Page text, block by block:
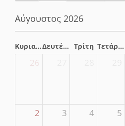
Αύγουστος 2026
Κυριακή Δευτέρα Τρίτη Τετάρτη
26
2 3 4 5